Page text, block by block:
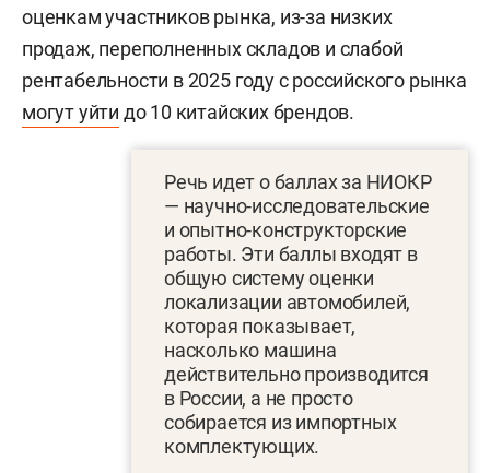
оценкам участников рынка, из-за низких
продаж, переполненных складов и слабой
рентабельности в 2025 году с российского рынка
могут уйти до 10 китайских брендов.
Речь идет о баллах за НИОКР
— научно-исследовательские
и опытно-конструкторские
работы. Эти баллы входят в
общую систему оценки
локализации автомобилей,
которая показывает,
насколько машина
действительно производится
в России, а не просто
собирается из импортных
комплектующих.